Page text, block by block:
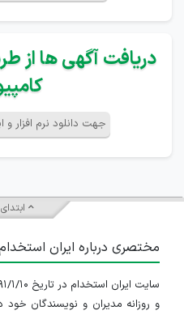
دریافت آگهی ها از
جهت دانلود نرم افزار و
مختصری درباره ایران
و روزانه مدیران و نویسندگان